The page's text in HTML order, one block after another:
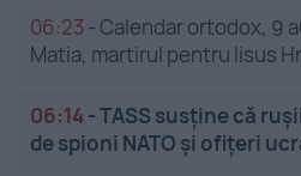
06:23 -Calendar ortodox, 9
Matia, martirul pentru Iisus
06:14-TASS susține că
de spioni NATO și ofițeri